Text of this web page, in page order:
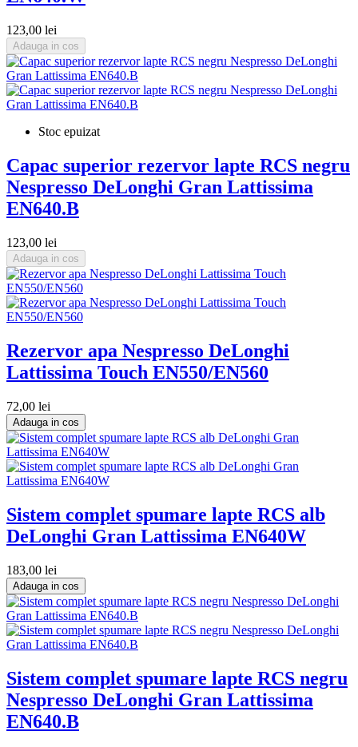
123,00 lei
Adauga in cos
Stoc epuizat
Capac superior rezervor lapte RCS negru
Nespresso DeLonghi Gran Lattissima
EN640.B
123,00 lei
Adauga in cos
Rezervor apa Nespresso DeLonghi
Lattissima Touch EN550/EN560
72,00 lei
Adauga in cos
Sistem complet spumare lapte RCS alb
DeLonghi Gran Lattissima EN640W
183,00 lei
Adauga in cos
Sistem complet spumare lapte RCS negru
Nespresso DeLonghi Gran Lattissima
EN640.B